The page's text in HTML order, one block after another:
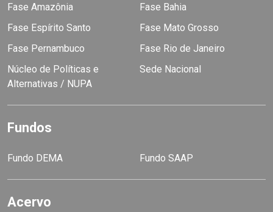
Fase Amazônia
Fase Bahia
Fase Espírito Santo
Fase Mato Grosso
Fase Pernambuco
Fase Rio de Janeiro
Núcleo de Políticas e
Alternativas / NUPA
Sede Nacional
Fundos
Fundo DEMA Fundo SAAP
Acervo